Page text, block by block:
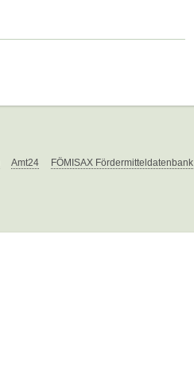
Amt24 FÖMISAX Fördermitteldatenbank